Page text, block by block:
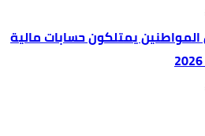
79% من المواطنين يمتلكون حسابات مالية